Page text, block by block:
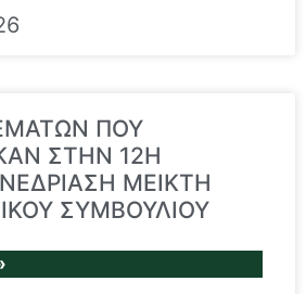
ΠΟΥ
ΣΤΗΝ 12Η
ΜΕΙΚΤΗ
ΣΥΜΒΟΥΛΙΟΥ